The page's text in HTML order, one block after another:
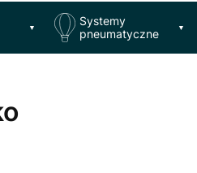
▼
Systemy
pneumatyczne
▼